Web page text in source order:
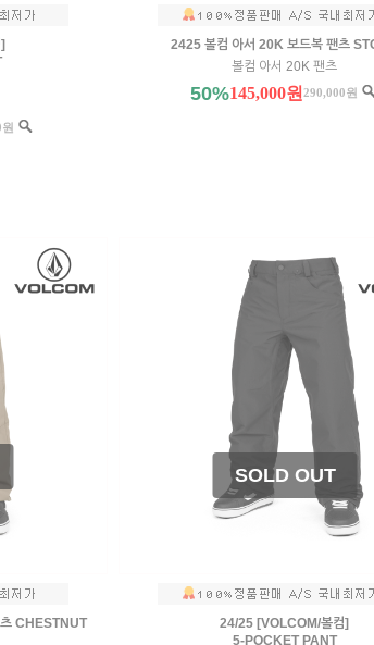
2425 볼컴 아서 20K 보드복 팬츠
볼컴 아서 20K 팬츠
50%145,000원 290,000원
CHESTNUT
24/25 [VOLCOM/볼컴]
5-POCKET PANT